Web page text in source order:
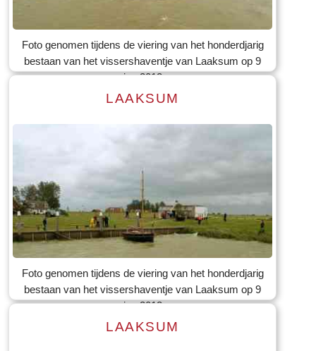
Tekst: © Foto: © Bauke Folkertsma
Foto genomen tijdens de viering van het honderdjarig
bestaan van het vissershaventje van Laaksum op 9
jun 2012
Lees meer
Tekst: © Foto: © Bauke Folkertsma
LAAKSUM
Foto genomen tijdens de viering van het honderdjarig
bestaan van het vissershaventje van Laaksum op 9
jun 2012
LAAKSUM